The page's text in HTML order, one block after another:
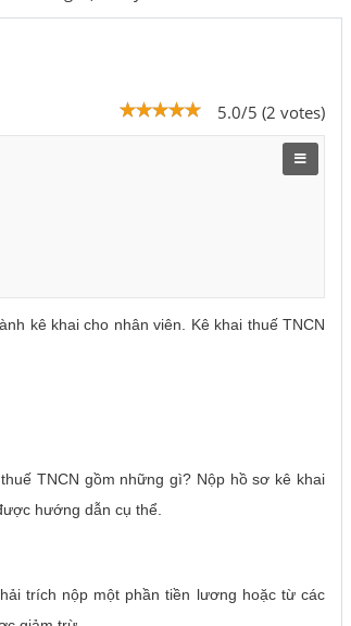
5.0/5 (2 votes)
kê khai cho nhân viên. Kê khai thuế TNCN
TNCN gồm những gì? Nộp hồ sơ kê khai
hướng dẫn cụ thể.
trích nộp một phần tiền lương hoặc từ các